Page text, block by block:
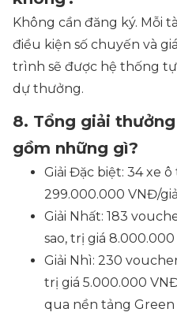
Không cần đăng ký. Mỗi
điều kiện số chuyến và
trình sẽ được hệ thống
dự thưởng.
8. Tổng giải
gồm những gì?
Giải Đặc biệt: 34 xe
299.000.000 VNĐ/
Giải Nhất: 183
sao, trị giá 8.000.000
Giải Nhì: 230
trị giá 5.000.000
qua nền tảng Green